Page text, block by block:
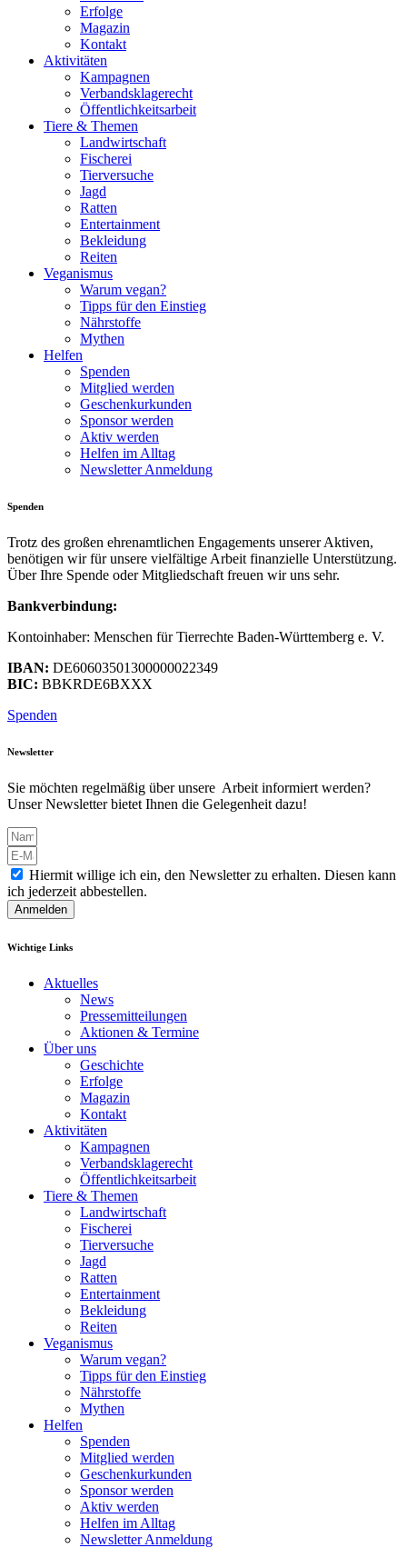
Erfolge
Magazin
Kontakt
Aktivitäten
Kampagnen
Verbandsklagerecht
Öffentlichkeitsarbeit
Tiere & Themen
Landwirtschaft
Fischerei
Tierversuche
Jagd
Ratten
Entertainment
Bekleidung
Reiten
Veganismus
Warum vegan?
Tipps für den Einstieg
Nährstoffe
Mythen
Helfen
Spenden
Mitglied werden
Geschenkurkunden
Sponsor werden
Aktiv werden
Helfen im Alltag
Newsletter Anmeldung
Spenden
Trotz des großen ehrenamtlichen Engagements unserer Aktiven,
benötigen wir für unsere vielfältige Arbeit finanzielle Unterstützung.
Über Ihre Spende oder Mitgliedschaft freuen wir uns sehr.
Bankverbindung:
Kontoinhaber: Menschen für Tierrechte Baden-Württemberg e. V.
IBAN: DE60603501300000022349
BIC: BBKRDE6BXXX
Spenden
Newsletter
Sie möchten regelmäßig über unsere Arbeit informiert werden?
Unser Newsletter bietet Ihnen die Gelegenheit dazu!
Hiermit willige ich ein, den Newsletter zu erhalten. Diesen kann
ich jederzeit abbestellen.
Anmelden
Wichtige Links
Aktuelles
News
Pressemitteilungen
Aktionen & Termine
Über uns
Geschichte
Erfolge
Magazin
Kontakt
Aktivitäten
Kampagnen
Verbandsklagerecht
Öffentlichkeitsarbeit
Tiere & Themen
Landwirtschaft
Fischerei
Tierversuche
Jagd
Ratten
Entertainment
Bekleidung
Reiten
Veganismus
Warum vegan?
Tipps für den Einstieg
Nährstoffe
Mythen
Helfen
Spenden
Mitglied werden
Geschenkurkunden
Sponsor werden
Aktiv werden
Helfen im Alltag
Newsletter Anmeldung